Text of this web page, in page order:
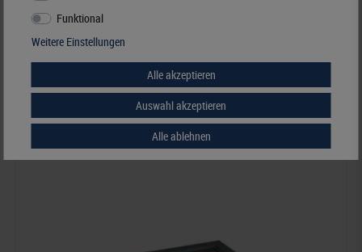
Münzkassette NERA M PLUS mit dunkelblauer Münzeinlage für 9 US-
Münzkapseln (Slabs) bis zu einem Format von 63x85 mm
Best.Nummer 2367-2219ME
Funktional
Weitere Einstellungen
Alle akzeptieren
Auswahl akzeptieren
Alle ablehnen